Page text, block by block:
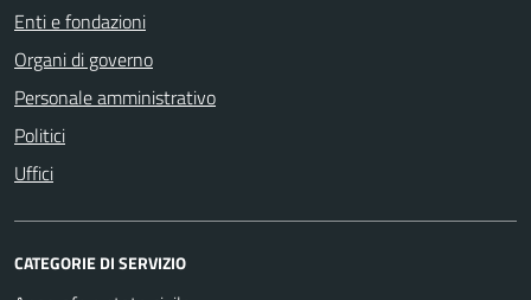
Enti e fondazioni
Organi di governo
Personale amministrativo
Politici
Uffici
CATEGORIE DI SERVIZIO